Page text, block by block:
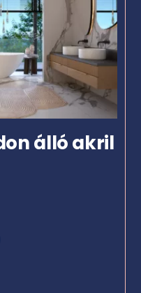
álló akril